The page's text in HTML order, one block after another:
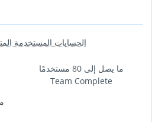
الحسابات المستخدمة
ما يصل إلى 80 مستخدمًا
Team Complete